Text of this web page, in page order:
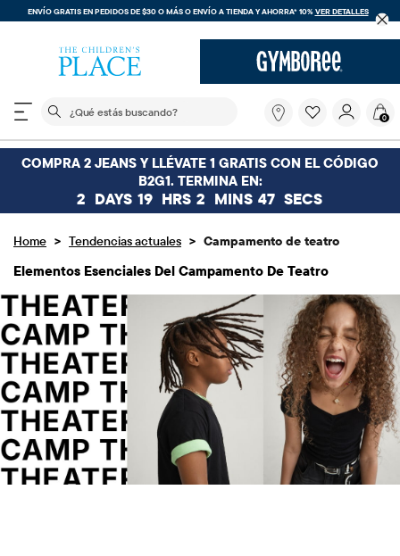
ENVÍO GRATIS EN PEDIDOS DE $30 O MÁS OENVÍO A TIENDA Y AHORRA* 10%VER DETALLES
El siguiente campo de búsqueda filtra las
¿Qué
buscando?
COMPRA 2 JEANS Y LLÉVATE 1 GRATIS CON EL CÓDIGO
B2G1. TERMINA EN:
19 HRS 2 MINS 45
Elementos Esenciales Del Campamento De Teatro